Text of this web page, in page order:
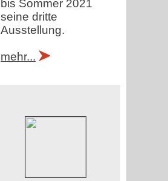
bis Sommer 2021
seine dritte
Ausstellung.
mehr...